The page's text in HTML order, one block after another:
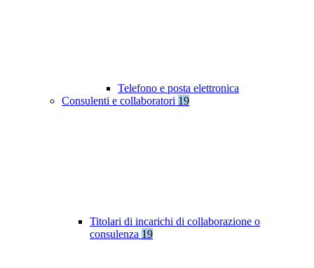
Telefono e posta elettronica
Consulenti e collaboratori 19
Titolari di incarichi di collaborazione o
consulenza 19